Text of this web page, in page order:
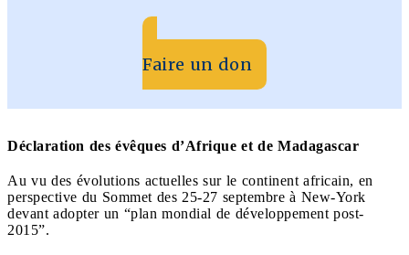
Faire un don
Déclaration des évêques d’Afrique et de Madagascar
Au vu des évolutions actuelles sur le continent africain, en
perspective du Sommet des 25-27 septembre à New-York
devant adopter un “plan mondial de développement post-
2015”.